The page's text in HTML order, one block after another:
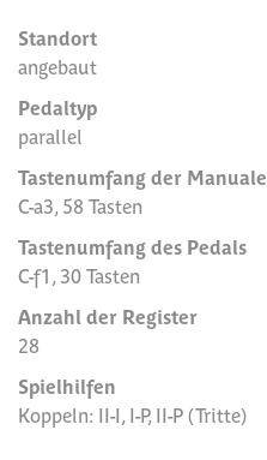
Standort
angebaut
Pedaltyp
parallel
Tastenumfang der Manuale
C-a3, 58 Tasten
Tastenumfang des Pedals
C-f1, 30 Tasten
Anzahl der Register
28
Spielhilfen
Koppeln: II-I, I-P, II-P (Tritte)